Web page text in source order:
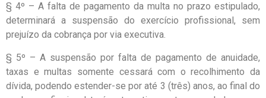
§ 4º – A falta de pagamento da multa no prazo estipulado,
determinará a suspensão do exercício profissional, sem
prejuízo da cobrança por via executiva.
§ 5º – A suspensão por falta de pagamento de anuidade,
taxas e multas somente cessará com o recolhimento da
dívida, podendo estender-se por até 3 (três) anos, ao final do